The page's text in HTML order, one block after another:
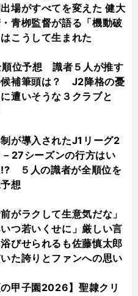
場がすべてを変えた 健大
青栁監督が語る「機動破
こうして生まれた
順位予想 識者５人が推す
補筆頭は？ J2降格の憂
遭いそうな３クラブと
が導入されたJ1リーグ2
27シーズンの行方はい
５人の識者が全順位を
想
前がラクして生意気だな」
いつ若いくせに」厳しい言
びせられるも佐藤慎太郎
た誇りとファンへの思い
の甲子園2026】聖隷クリ